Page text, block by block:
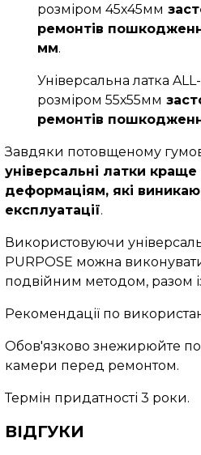
розміром 45х45мм
ремонтів
мм.
Універсальна латка
розміром 55х55мм
ремонтів
Завдяки потовщеному
універсальні латки
деформаціям, які
експлуатації.
Використовуючи
PURPOSE можна
подвійним методом, разом
Рекомендації по
Обов'язково знежирюйте
камери перед ремонтом.
Термін придатності 3 роки.
ВІДГУКИ